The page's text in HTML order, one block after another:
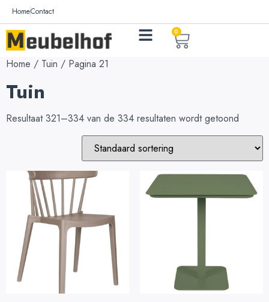
HomeContact
0
Home / Tuin / Pagina 21
Tuin
Resultaat 321–334 van de 334 resultaten wordt getoond